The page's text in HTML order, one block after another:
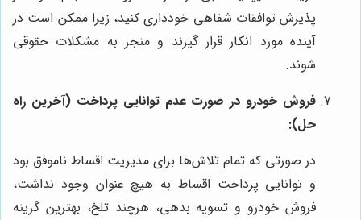
پذیرش توافقات شفاهی خودداری کنید، زیرا ممکن است در
آینده مورد انکار قرار گیرند و منجر به مشکلات حقوقی
شوند.
فروش خودرو در صورت عدم توانایی پرداخت (آخرین راه
حل):
در صورتی که تمام تلاش‌ها برای مدیریت اقساط ناموفق بود
و توانایی پرداخت اقساط به هیچ عنوان وجود نداشت،
فروش خودرو و تسویه بدهی، هرچند تلخ، بهترین گزینه